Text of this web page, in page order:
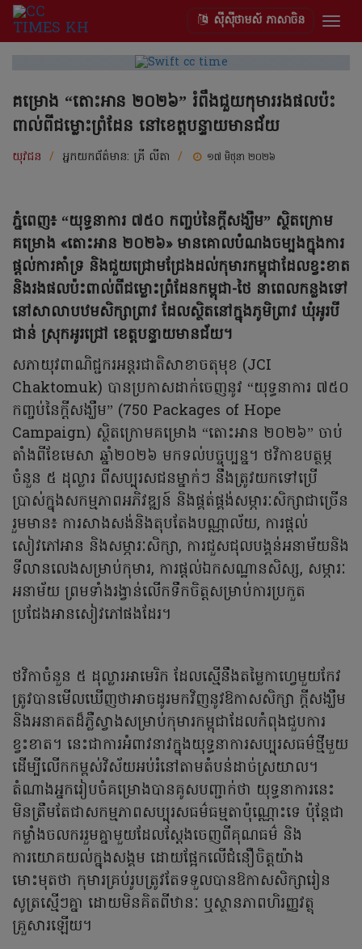
ស៊ីស៊ីថាមស៍ ភាសាចិន
គម្រោង “តោះអាន ២០២៦” រំពឹងជួយកុមាររងផលប៉ះ
ពាល់ពីជម្លោះព្រំដែន នៅខេត្តបន្ទាយមានជ័យ
យុវជន / អ្នកយកព័ត៌មាន: គ្រី លីតា / ១៧ មិថុនា ២០២៦
ភ្នំពេញ៖ “យុទ្ធនាការ ៧៥០ កញ្ចប់នៃក្តីសង្ឃឹម” ស្ថិតក្រោម
គម្រោង «តោះអាន ២០២៦» មានគោលបំណងចម្បងក្នុងការ
ផ្តល់ការគាំទ្រ និងជួយជ្រោមជ្រែងដល់កុមារកម្ពុជាដែលខ្វះខាត
និងរងផលប៉ះពាល់ពីជម្លោះព្រំដែនកម្ពុជា-ថៃ នាពេលកន្លងទៅ
នៅសាលាបឋមសិក្សាព្រាវ ដែលស្ថិតនៅក្នុងភូមិព្រាវ ឃុំអូរបី
ជាន់ ស្រុកអូរជ្រៅ ខេត្តបន្ទាយមានជ័យ។
សភាយុវពាណិជ្ជករអន្តរជាតិសាខាចតុមុខ (JCI
Chaktomuk) បានប្រកាសដាក់ចេញនូវ “យុទ្ធនាការ ៧៥០
កញ្ចប់នៃក្តីសង្ឃឹម” (750 Packages of Hope
Campaign) ស្ថិតក្រោមគម្រោង “តោះអាន ២០២៦” ចាប់
តាំងពីខែមេសា ឆ្នាំ២០២៦ មកទល់បច្ចុប្បន្ន។ ថវិកាឧបត្ថម្ភ
ចំនួន ៥ ដុល្លារ ពីសប្បុរសជនម្នាក់ៗ នឹងត្រូវយកទៅប្រើ
ប្រាស់ក្នុងសកម្មភាពអភិវឌ្ឍន៍ និងផ្គត់ផ្គង់សម្ភារៈសិក្សាជាច្រើន
រួមមាន៖ ការសាងសង់និងតុបតែងបណ្ណាល័យ, ការផ្តល់
សៀវភៅអាន និងសម្ភារៈសិក្សា, ការជួសជុលបង្គន់អនាម័យនិង
ទីលានលេងសម្រាប់កុមារ, ការផ្តល់ឯកសណ្ឋានសិស្ស, សម្ភារៈ
អនាម័យ ព្រមទាំងរង្វាន់លើកទឹកចិត្តសម្រាប់ការប្រកួត
ប្រជែងអានសៀវភៅផងដែរ។
ថវិកាចំនួន ៥ ដុល្លារអាមេរិក ដែលស្មើនឹងតម្លៃកាហ្វេមួយកែវ
ត្រូវបានមើលឃើញថាអាចដូរមកវិញនូវឱកាសសិក្សា ក្ដីសង្ឃឹម
និងអនាគតដ៏ភ្លឺស្វាងសម្រាប់កុមារកម្ពុជាដែលកំពុងជួបការ
ខ្វះខាត។ នេះជាការអំពាវនាវក្នុងយុទ្ធនាការសប្បុរសធម៌ថ្មីមួយ
ដើម្បីលើកកម្ពស់វិស័យអប់រំនៅតាមតំបន់ដាច់ស្រយាល។
តំណាងអ្នករៀបចំគម្រោងបានគូសបញ្ជាក់ថា យុទ្ធនាការនេះ
មិនត្រឹមតែជាសកម្មភាពសប្បុរសធម៌ធម្មតាប៉ុណ្ណោះទេ ប៉ុន្តែជា
កម្លាំងចលកររួមគ្នាមួយដែលស្តែងចេញពីគុណធម៌ និង
ការយោគយល់ក្នុងសង្គម ដោយផ្អែកលើជំនឿចិត្តយ៉ាង
មោះមុតថា កុមារគ្រប់រូបត្រូវតែទទួលបានឱកាសសិក្សារៀន
សូត្រស្មើៗគ្នា ដោយមិនគិតពីឋានៈ ឬស្ថានភាពហិរញ្ញវត្ថុ
គ្រួសារឡើយ។